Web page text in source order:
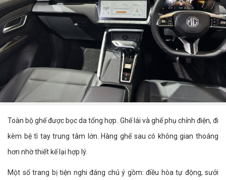
Toàn bộ ghế được bọc da tổng hợp. Ghế lái và ghế phụ chỉnh điện, đi
kèm bệ tì tay trung tâm lớn. Hàng ghế sau có không gian thoáng
hơn nhờ thiết kế lại hợp lý.
Một số trang bị tiện nghi đáng chú ý gồm: điều hòa tự động, sưởi